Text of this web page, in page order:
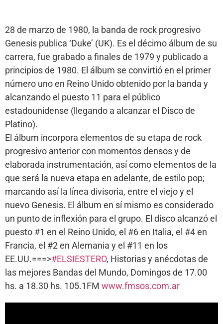
28 de marzo de 1980, la banda de rock progresivo
Genesis publica ‘Duke’ (UK). Es el décimo álbum de su
carrera, fue grabado a finales de 1979 y publicado a
principios de 1980. El álbum se convirtió en el primer
número uno en Reino Unido obtenido por la banda y
alcanzando el puesto 11 para el público
estadounidense (llegando a alcanzar el Disco de
Platino).
El álbum incorpora elementos de su etapa de rock
progresivo anterior con momentos densos y de
elaborada instrumentación, así como elementos de la
que será la nueva etapa en adelante, de estilo pop;
marcando así la línea divisoria, entre el viejo y el
nuevo Genesis. El álbum en sí mismo es considerado
un punto de inflexión para el grupo. El disco alcanzó el
puesto #1 en el Reino Unido, el #6 en Italia, el #4 en
Francia, el #2 en Alemania y el #11 en los
EE.UU.===>#ELSIESTERO, Historias y anécdotas de
las mejores Bandas del Mundo, Domingos de 17.00
hs. a 18.30 hs. 105.1FM www.fmsos.com.ar